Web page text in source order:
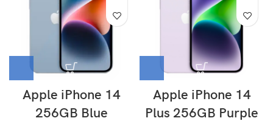
Apple iPhone 14
256GB Blue
Apple iPhone 14
Plus 256GB Purple